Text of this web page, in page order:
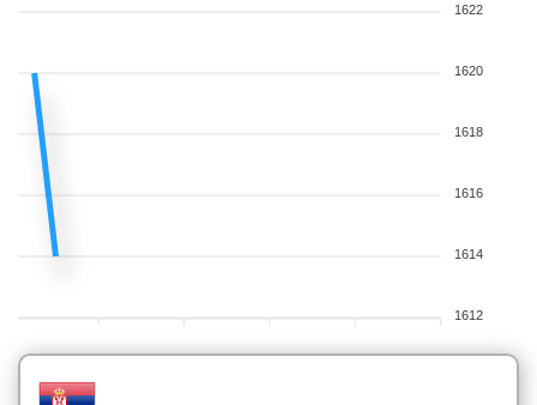
1622
1620
1618
1616
1614
1612